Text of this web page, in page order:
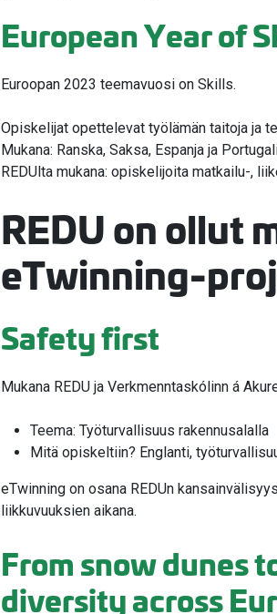
European Year of
Euroopan 2023 teemavuosi on Skills.
Opiskelijat opettelevat työlämän taitoja ja
Mukana: Ranska, Saksa, Espanja ja
REDUlta mukana: opiskelijoita matkailu-,
REDU on ollut
eTwinning-
Safety first
Mukana REDU ja Verkmenntaskólinn á
Teema: Työturvallisuus rakennusalalla
Mitä opiskeltiin? Englanti,
eTwinning on osana REDUn
liikkuvuuksien aikana.
From snow dunes
diversity across